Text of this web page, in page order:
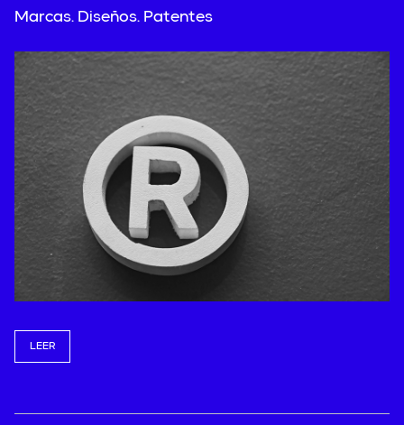
Marcas. Diseños. Patentes
LEER